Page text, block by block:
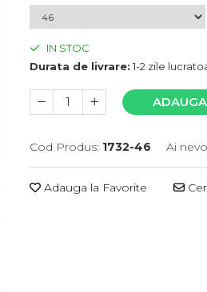
IN STOC
Durata de livrare: 1-2 zile
Cod Produs: 1732-46 Ai
Adauga la Favorite